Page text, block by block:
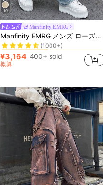
10
Manfinity EMRG
Manfinity EMRG メンズ ローズフィット ワイドレッグ カジュアルジーンズ リップドポケット付き
#3 ベストセラー
(1000+)
#3 ベストセラー
(1000+)
#3 ベストセラー
(1000+)
#3 ベストセラー
アヴァンギャルド - ゴシック/パンク メンズジーンズ
¥3,164 400+ sold
概算